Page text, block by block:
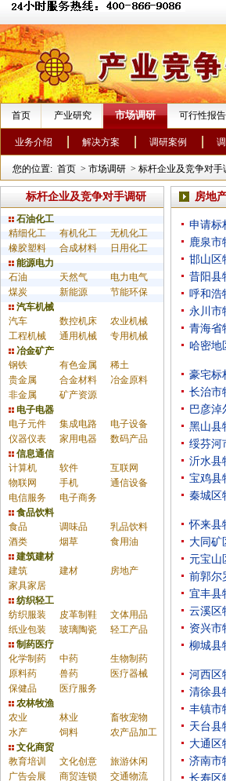
首页 产业研究 市场调研 可行性报告
业务介绍 解决方案 调研案例
您的位置: 首页 > 市场调研 > 标杆企业及竞争对手
标杆企业及竞争对手调研
石油化工
精细化工
有机化工
无机化工
橡胶塑料
合成材料
日用化工
能源电力
石油
天然气
电力电气
煤炭
新能源
节能环保
汽车机械
汽车
数控机床
农业机械
工程机械
通用机械
专用机械
冶金矿产
钢铁
有色金属
稀土
贵金属
合金材料
冶金原料
非金属
矿产资源
电子电器
电子元件
集成电路
电子设备
仪器仪表
家用电器
数码产品
信息通信
计算机
软件
互联网
物联网
手机
通信设备
电信服务
电子商务
食品饮料
食品
调味品
乳品饮料
酒类
烟草
食用油
建筑建材
建筑
建材
房地产
家具家居
纺织轻工
纺织服装
皮革制鞋
文体用品
纸业包装
玻璃陶瓷
轻工产品
制药医疗
化学制药
中药
生物制药
原料药
兽药
医疗器械
保健品
医疗服务
农林牧渔
农业
林业
畜牧宠物
水产
饲料
农产品加工
文化商贸
教育培训
文化创意
旅游休闲
广告会展
商贸连锁 交通物流
房地
申请标
鹿泉市
邯山区
昔阳县
呼和浩
永川市
青海省
哈密地
豪宅标
长治市
巴彦淖
黑山县
绥芬河
沂水县
宝鸡县
秦城区
怀来县
大同矿
元宝山
前郭尔
宜丰县
云溪区
资兴市
柳城县
河西区
清徐县
丰镇市
天台县
大通区
济南市
长寿区